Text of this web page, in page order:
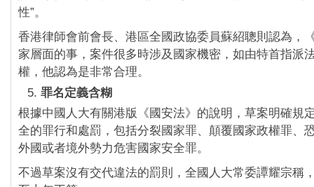
性”。
香港律師會前會長、港區全國政協委員蘇紹聰則認為，
家層面的事，案件很多時涉及國家機密，如由特首指派
權，他認為是非常合理。
罪名定義含糊
根據中國人大有關港版《國安法》的說明，草案明確規
全的罪行和處罰，包括分裂國家罪、顛覆國家政權罪、
外國或者境外勢力危害國家安全罪。
不過草案沒有交代違法的罰則，全國人大常委譚耀宗稱